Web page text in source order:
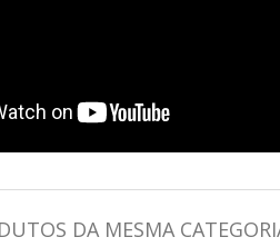
DA MESMA